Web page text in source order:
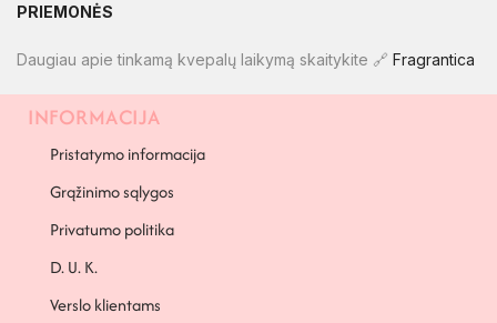
PRIEMONĖS
Daugiau apie tinkamą kvepalų laikymą skaitykite 🔗 Fragrantica
PAPILDOMA INFORMACIJA
INFORMACIJA
Pristatymo informacija
Grąžinimo sąlygos
Privatumo politika
D. U. K.
Verslo klientams